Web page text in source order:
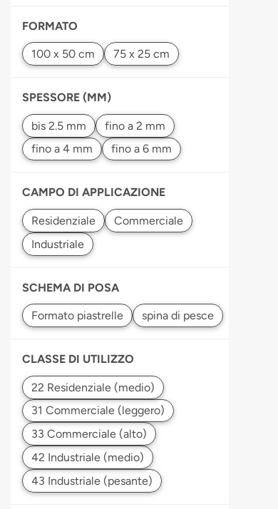
FORMATO
SPESSORE (MM)
CAMPO DI APPLICAZIONE
SCHEMA DI POSA
CLASSE DI UTILIZZO